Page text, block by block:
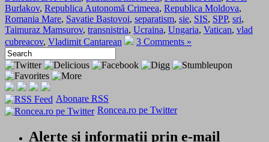
Burlakov, Republica Autonomă Crimeea, Republica Moldova,
Romania Mare, Savatie Bastovoi, separatism, sie, SIS, SPP, sri,
Taimuraz Mamsurov, transnistria, Ucraina, Ungaria, Vatican, vlad
cubreacov, Vladimit Cantarean 3 Comments »
Abonare RSS
Roncea.ro pe Twitter
Alerte si informatii prin e-mail